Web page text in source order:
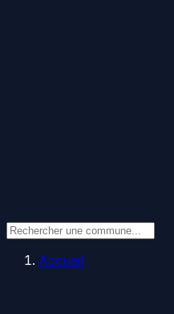
Accueil